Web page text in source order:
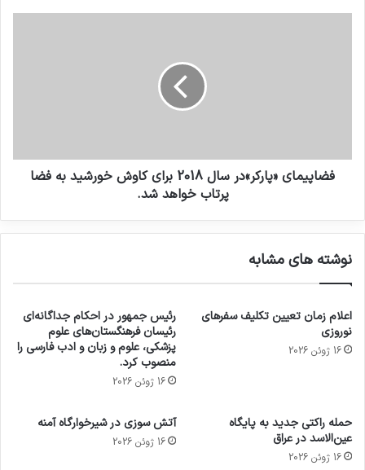
فضاپیمای «پارکر»در سال 2018 برای کاوش خورشید به فضا
پرتاب خواهد شد.
نوشته های مشابه
اعلام زمان تعیین تکلیف سفرهای
نوروزی
16 ژوئن 2026
رئیس جمهور در احکام جداگانه‌ای
رئیسان فرهنگستان‌های علوم
پزشکی، علوم و زبان و ادب فارسی را
منصوب کرد.
16 ژوئن 2026
حمله راکتی جدید به پایگاه
عین‌الاسد در عراق
16 ژوئن 2026
آتش سوزی در شیرخوارگاه آمنه
16 ژوئن 2026